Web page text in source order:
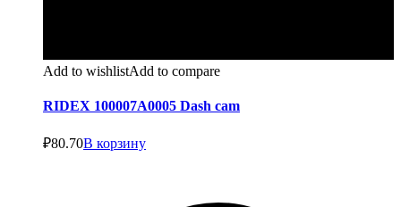
Add to wishlistAdd to compare
RIDEX 100007A0005 Dash cam
₽80.70В корзину